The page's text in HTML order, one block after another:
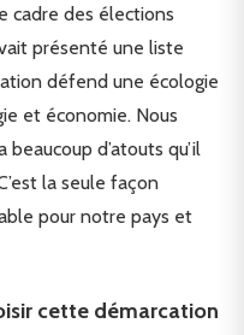
cadre des élections
présenté une liste
défend une écologie
et économie. Nous
d’atouts qu’il
la seule façon
pour notre pays et
cette démarcation